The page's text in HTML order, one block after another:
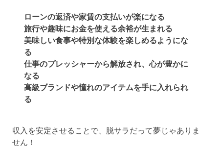
ローンの返済や家賃の支払いが楽になる
旅行や趣味にお金を使える余裕が生まれる
美味しい食事や特別な体験を楽しめるようにな
る
仕事のプレッシャーから解放され、心が豊かに
なる
高級ブランドや憧れのアイテムを手に入れられ
る
収入を安定させることで、脱サラだって夢じゃありま
せん！